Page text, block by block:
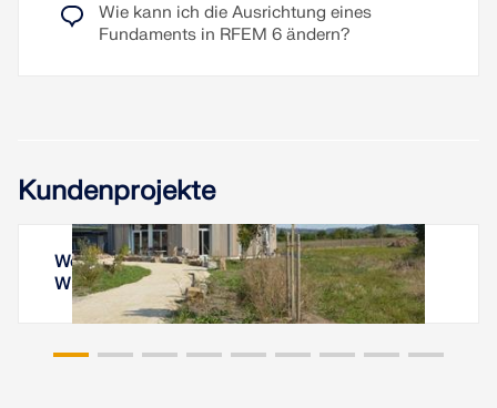
Wie kann ich die Ausrichtung eines
Fundaments in RFEM 6 ändern?
Kundenprojekte
Wohnturm Tempelhof, Kreßberg, Baden-
Württemberg